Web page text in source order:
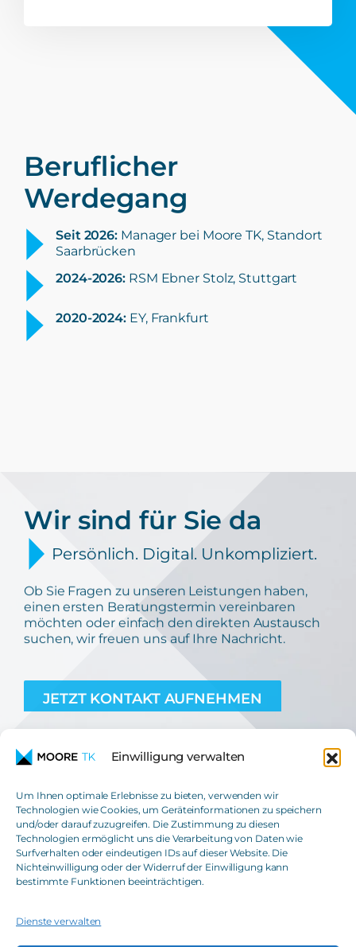
Einwilligung verwalten
Um Ihnen optimale Erlebnisse zu bieten, verwenden wir
Technologien wie Cookies, um Geräteinformationen zu speichern
und/oder darauf zuzugreifen. Die Zustimmung zu diesen
Technologien ermöglicht uns die Verarbeitung von Daten wie
Surfverhalten oder eindeutigen IDs auf dieser Website. Die
Nichteinwilligung oder der Widerruf der Einwilligung kann
bestimmte Funktionen beeinträchtigen.
Dienste verwalten
Beruflicher
Werdegang
Seit 2026: Manager bei Moore TK, Standort
Saarbrücken
2024-2026: RSM Ebner Stolz, Stuttgart
2020-2024: EY, Frankfurt
Wir sind für Sie da
Persönlich. Digital. Unkompliziert.
Ob Sie Fragen zu unseren Leistungen haben,
einen ersten Beratungstermin vereinbaren
möchten oder einfach den direkten Austausch
suchen, wir freuen uns auf Ihre Nachricht.
JETZT KONTAKT AUFNEHMEN
Moore TK GmbH
Steuerberatungsgesellschaft
T+49(0)621 42508-0
Einfo@moore-tk.de